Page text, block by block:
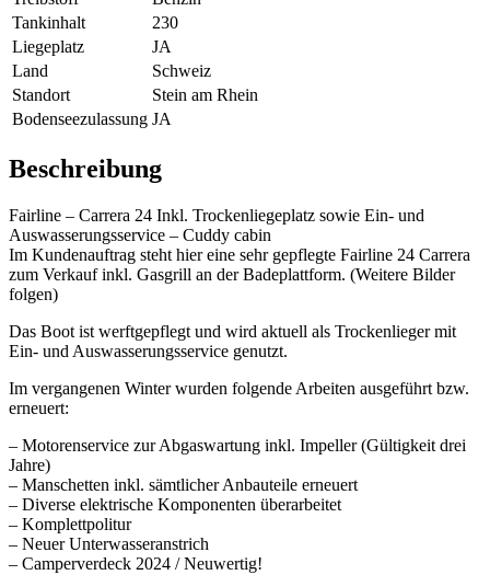
Tankinhalt
230
Liegeplatz
JA
Land
Schweiz
Standort
Stein am Rhein
Bodenseezulassung JA
Beschreibung
Fairline – Carrera 24 Inkl. Trockenliegeplatz sowie Ein- und
Auswasserungsservice – Cuddy cabin
Im Kundenauftrag steht hier eine sehr gepflegte Fairline 24 Carrera
zum Verkauf inkl. Gasgrill an der Badeplattform. (Weitere Bilder
folgen)
Das Boot ist werftgepflegt und wird aktuell als Trockenlieger mit
Ein- und Auswasserungsservice genutzt.
Im vergangenen Winter wurden folgende Arbeiten ausgeführt bzw.
erneuert:
– Motorenservice zur Abgaswartung inkl. Impeller (Gültigkeit drei
Jahre)
– Manschetten inkl. sämtlicher Anbauteile erneuert
– Diverse elektrische Komponenten überarbeitet
– Komplettpolitur
– Neuer Unterwasseranstrich
– Camperverdeck 2024 / Neuwertig!